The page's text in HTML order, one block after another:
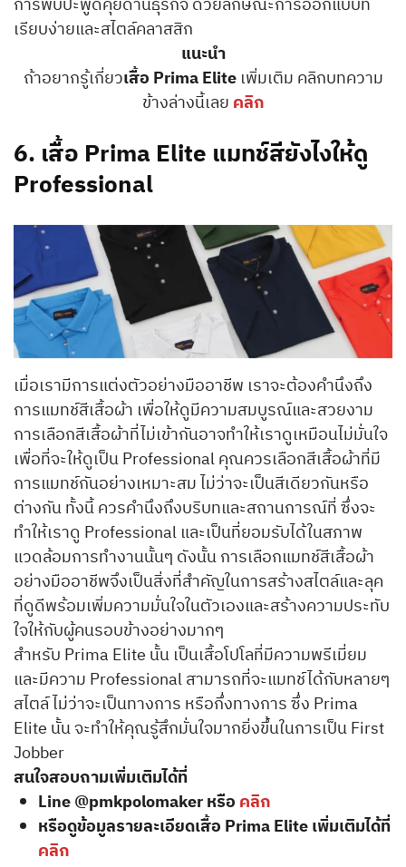
เรียบง่ายและสไตล์คลาสสิก
แนะนำ
ถ้าอยากรู้เกี่ยวเสื้อ Prima Eliteเพิ่มเติม คลิกบทความ
ข้างล่างนี้เลย คลิก
6. เสื้อ Prima Elite แมทช์สียังไงให้ดู
Professional
เมื่อเรามีการแต่งตัวอย่างมืออาชีพ เราจะต้องคำนึงถึง
การแมทช์สีเสื้อผ้า เพื่อให้ดูมีความสมบูรณ์และสวยงาม
การเลือกสีเสื้อผ้าที่ไม่เข้ากันอาจทำให้เราดูเหมือนไม่มั่นใจ
เพื่อที่จะให้ดูเป็น Professional คุณควรเลือกสีเสื้อผ้าที่มี
การแมทช์กันอย่างเหมาะสม ไม่ว่าจะเป็นสีเดียวกันหรือ
ต่างกัน ทั้งนี้ ควรคำนึงถึงบริบทและสถานการณ์ที่ ซึ่งจะ
ทำให้เราดู Professional และเป็นที่ยอมรับได้ในสภาพ
แวดล้อมการทำงานนั้นๆ ดังนั้น การเลือกแมทช์สีเสื้อผ้า
อย่างมืออาชีพจึงเป็นสิ่งที่สำคัญในการสร้างสไตล์และลุค
ที่ดูดีพร้อมเพิ่มความมั่นใจในตัวเองและสร้างความประทับ
ใจให้กับผู้คนรอบข้างอย่างมากๆ
สำหรับ Prima Elite นั้น เป็นเสื้อโปโลที่มีความพรีเมี่ยม
และมีความ Professional สามารถที่จะแมทช์ได้กับหลายๆ
สไตล์ ไม่ว่าจะเป็นทางการ หรือกึ่งทางการ ซึ่ง Prima
Elite นั้น จะทำให้คุณรู้สึกมั่นใจมากยิ่งขึ้นในการเป็น First
Jobber
สนใจสอบถามเพิ่มเติมได้ที่
Line @pmkpolomaker หรือ คลิก
หรือดูข้อมูลรายละเอียดเสื้อ Prima Eliteเพิ่มเติมได้ที่
คลิก